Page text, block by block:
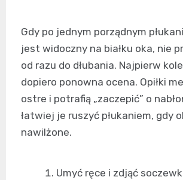
Gdy po jednym porządnym
jest widoczny na białku oka, nie
od razu do dłubania. Najpierw
dopiero ponowna ocena. Opiłki
ostre i potrafią „zaczepić” o
łatwiej je ruszyć płukaniem, gdy
nawilżone.
Umyć ręce i zdjąć